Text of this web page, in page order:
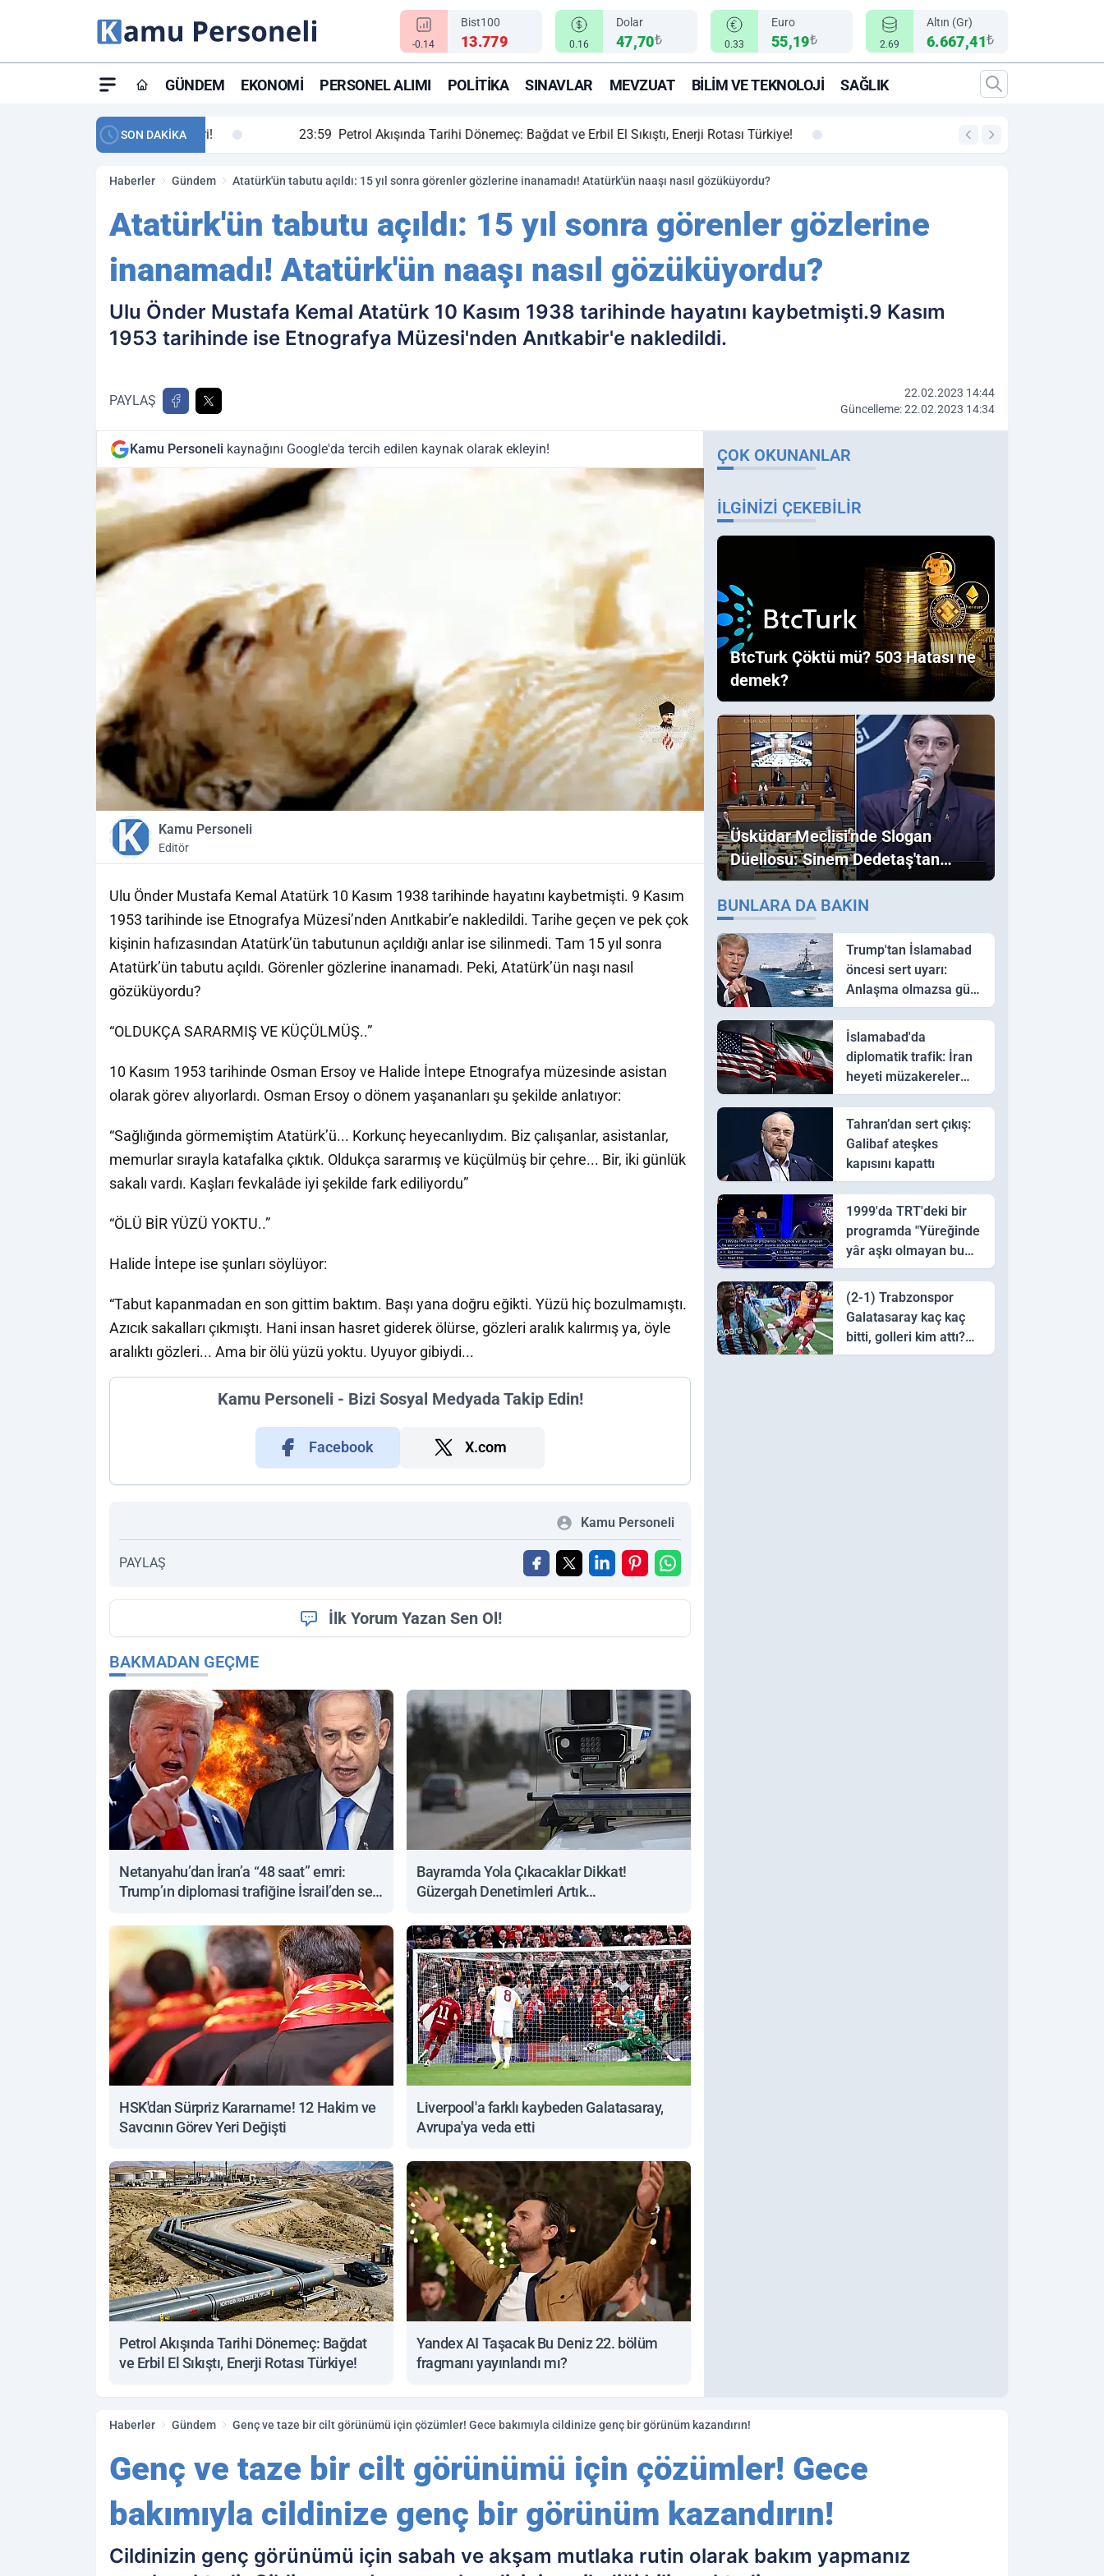
-0.14
Bist100
13.779 0.16
Dolar
47,70₺ 0.33
Euro
55,19₺ 2.69
Altın (Gr)
6.667,41₺
GÜNDEM EKONOMI PERSONEL ALIMI POLITIKA SINAVLAR MEVZUAT BILIM VE TEKNOLOJI SAĞLIK
SON DAKİKA
maç özeti ve golleri! 23:59 Petrol Akışında Tarihi Dönemeç: Bağdat ve Erbil El Sıkıştı, Enerji Rotası Türkiye! 00:12
Haberler Gündem Atatürk'ün tabutu açıldı: 15 yıl sonra görenler gözlerine inanamadı! Atatürk'ün naaşı nasıl gözüküyordu?
Atatürk'ün tabutu açıldı: 15 yıl sonra görenler gözlerine
inanamadı! Atatürk'ün naaşı nasıl gözüküyordu?
Ulu Önder Mustafa Kemal Atatürk 10 Kasım 1938 tarihinde hayatını kaybetmişti.9 Kasım
1953 tarihinde ise Etnografya Müzesi'nden Anıtkabir'e nakledildi.
PAYLAŞ
22.02.2023 14:44
Güncelleme: 22.02.2023 14:34
Kamu Personeli kaynağını Google'da tercih edilen kaynak olarak ekleyin!
Kamu Personeli
Editör
Ulu Önder Mustafa Kemal Atatürk 10 Kasım 1938 tarihinde hayatını kaybetmişti. 9 Kasım
1953 tarihinde ise Etnografya Müzesi’nden Anıtkabir’e nakledildi. Tarihe geçen ve pek çok
kişinin hafızasından Atatürk’ün tabutunun açıldığı anlar ise silinmedi. Tam 15 yıl sonra
Atatürk’ün tabutu açıldı. Görenler gözlerine inanamadı. Peki, Atatürk’ün naşı nasıl
gözüküyordu?
“OLDUKÇA SARARMIŞ VE KÜÇÜLMÜŞ..”
10 Kasım 1953 tarihinde Osman Ersoy ve Halide İntepe Etnografya müzesinde asistan
olarak görev alıyorlardı. Osman Ersoy o dönem yaşananları şu şekilde anlatıyor:
“Sağlığında görmemiştim Atatürk’ü... Korkunç heyecanlıydım. Biz çalışanlar, asistanlar,
memurlar sırayla katafalka çıktık. Oldukça sararmış ve küçülmüş bir çehre... Bir, iki günlük
sakalı vardı. Kaşları fevkalâde iyi şekilde fark ediliyordu”
“ÖLÜ BİR YÜZÜ YOKTU..”
Halide İntepe ise şunları söylüyor:
“Tabut kapanmadan en son gittim baktım. Başı yana doğru eğikti. Yüzü hiç bozulmamıştı.
Azıcık sakalları çıkmıştı. Hani insan hasret giderek ölürse, gözleri aralık kalırmış ya, öyle
aralıktı gözleri... Ama bir ölü yüzü yoktu. Uyuyor gibiydi...
Kamu Personeli - Bizi Sosyal Medyada Takip Edin!
Facebook X.com
Kamu Personeli
PAYLAŞ
İlk Yorum Yazan Sen Ol!
BAKMADAN GEÇME
Netanyahu’dan İran’a “48 saat” emri:
Trump’ın diplomasi trafiğine İsrail’den sert
Bayramda Yola Çıkacaklar Dikkat!
Güzergah Denetimleri Artık
HSK'dan Sürpriz Kararname! 12 Hakim ve
Savcının Görev Yeri Değişti
Liverpool'a farklı kaybeden Galatasaray,
Avrupa'ya veda etti
Petrol Akışında Tarihi Dönemeç: Bağdat
ve Erbil El Sıkıştı, Enerji Rotası Türkiye!
Yandex AI Taşacak Bu Deniz 22. bölüm
fragmanı yayınlandı mı?
ÇOK OKUNANLAR
İLGINIZI ÇEKEBILIR
BtcTurk Çöktü mü? 503 Hatası ne
demek?
Üsküdar Meclisi'nde Slogan
Düellosu: Sinem Dedetaş'tan
Ezber Bozan "Erdoğan" ve
"İmamoğlu" Çıkışı!
BUNLARA DA BAKIN
Trump'tan İslamabad
öncesi sert uyarı:
Anlaşma olmazsa güç
kullanırız
İslamabad'da
diplomatik trafik: İran
heyeti müzakereler
için Pakistan'a ulaştı
Tahran’dan sert çıkış:
Galibaf ateşkes
kapısını kapattı
1999'da TRT'deki bir
programda "Yüreğinde
yâr aşkı olmayan bu
sazı çalarsa tingirdatır"
sözünü söyleyen halk
ozanı hangisidir?
(2-1) Trabzonspor
Galatasaray kaç kaç
bitti, golleri kim attı?
Trabzonspor
Haberler Gündem Genç ve taze bir cilt görünümü için çözümler! Gece bakımıyla cildinize genç bir görünüm kazandırın!
Genç ve taze bir cilt görünümü için çözümler! Gece
bakımıyla cildinize genç bir görünüm kazandırın!
Cildinizin genç görünümü için sabah ve akşam mutlaka rutin olarak bakım yapmanız